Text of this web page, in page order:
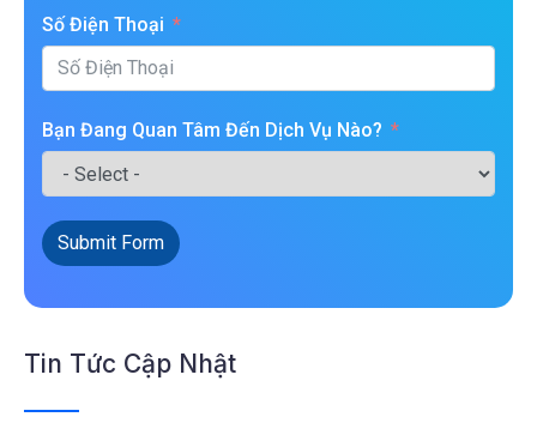
Số Điện Thoại
Bạn Đang Quan Tâm Đến Dịch Vụ Nào?
Submit Form
Tin Tức Cập Nhật